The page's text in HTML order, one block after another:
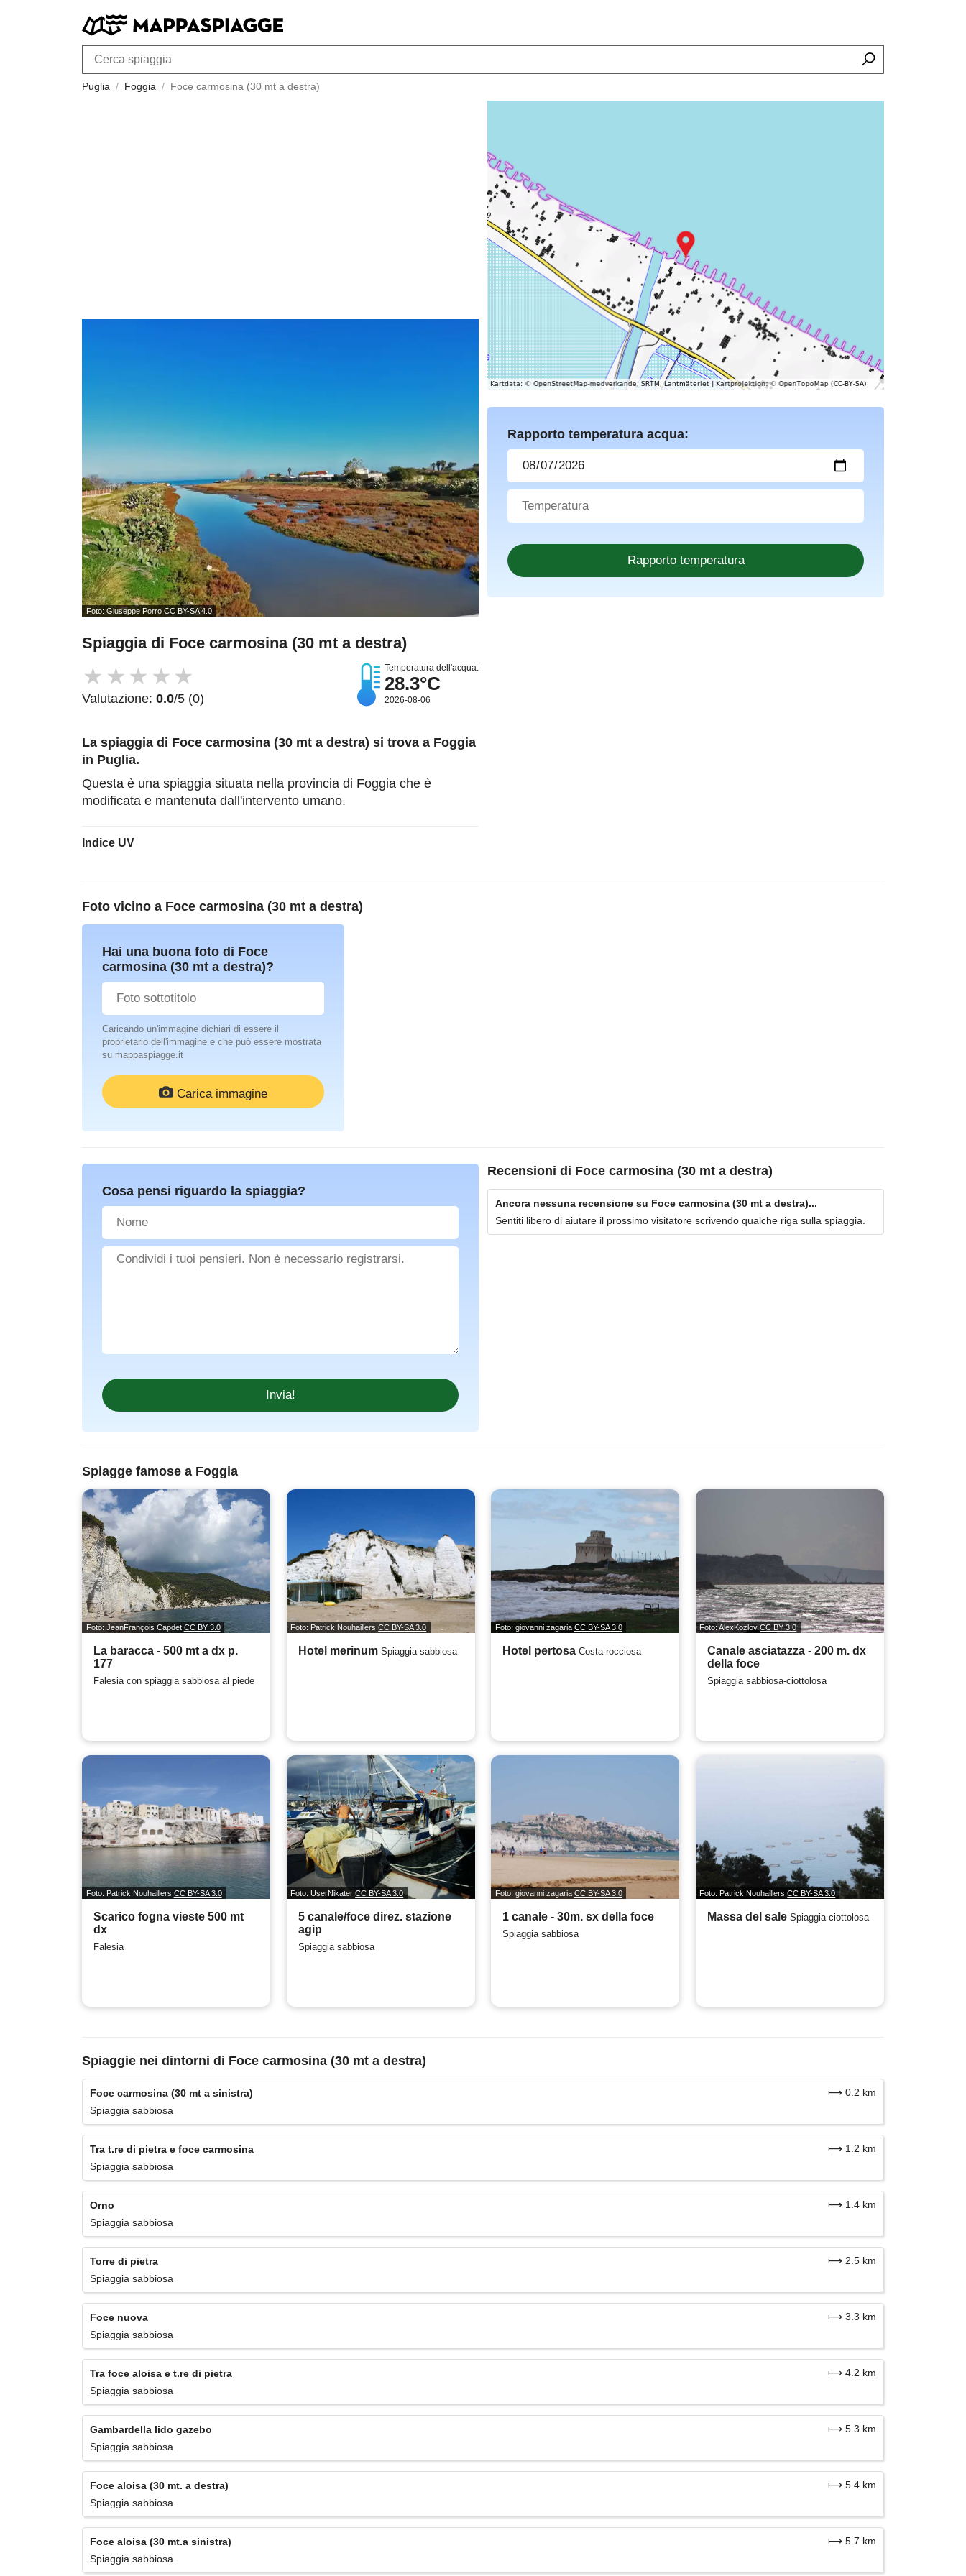
Puglia Foggia Foce carmosina (30 mt a destra)
Foto: Giuseppe Porro CC BY-SA 4.0
Spiaggia di Foce carmosina (30 mt a destra)
★ ★ ★ ★ ★
Valutazione: 0.0/5 (0)
Temperatura dell'acqua:
28.3°C
2026-08-06
La spiaggia di Foce carmosina (30 mt a destra) si trova a Foggia
in Puglia.
Questa è una spiaggia situata nella provincia di Foggia che è
modificata e mantenuta dall'intervento umano.
Indice UV
Rapporto temperatura acqua:
Foto vicino a Foce carmosina (30 mt a destra)
Hai una buona foto di Foce
carmosina (30 mt a destra)?
Caricando un'immagine dichiari di essere il
proprietario dell'immagine e che può essere mostrata
su mappaspiagge.it
Carica immagine
Recensioni di Foce carmosina (30 mt a destra)
Ancora nessuna recensione su Foce carmosina (30 mt a destra)...
Sentiti libero di aiutare il prossimo visitatore scrivendo qualche riga sulla spiaggia.
Cosa pensi riguardo la spiaggia?
Spiagge famose a Foggia
Foto: JeanFrançois Capdet CC BY 3.0
La baracca - 500 mt a dx p.
177
Falesia con spiaggia sabbiosa al piede
Foto: Patrick NouhaillersCC BY-SA 3.0
Hotel merinum Spiaggia sabbiosa
Foto: giovanni zagaria CC BY-SA 3.0
Hotel pertosa Costa rocciosa
Foto: AlexKozlovCC BY 3.0
Canale asciatazza - 200 m. dx
della foce
Spiaggia sabbiosa-ciottolosa
Foto: Patrick Nouhaillers CC BY-SA 3.0
Scarico fogna vieste 500 mt
dx
Falesia
Foto: UserNikaterCC BY-SA 3.0
5 canale/foce direz. stazione
agip
Spiaggia sabbiosa
Foto: giovanni zagaria CC BY-SA 3.0
1 canale - 30m. sx della foce
Spiaggia sabbiosa
Foto: Patrick NouhaillersCC BY-SA 3.0
Massa del sale Spiaggia ciottolosa
Spiaggie nei dintorni di Foce carmosina (30 mt a destra)
Foce carmosina (30 mt a sinistra)
⟼ 0.2 km
Spiaggia sabbiosa
Tra t.re di pietra e foce carmosina
⟼ 1.2 km
Spiaggia sabbiosa
Orno
⟼ 1.4 km
Spiaggia sabbiosa
Torre di pietra
⟼ 2.5 km
Spiaggia sabbiosa
Foce nuova
⟼ 3.3 km
Spiaggia sabbiosa
Tra foce aloisa e t.re di pietra
⟼ 4.2 km
Spiaggia sabbiosa
Gambardella lido gazebo
⟼ 5.3 km
Spiaggia sabbiosa
Foce aloisa (30 mt. a destra)
⟼ 5.4 km
Spiaggia sabbiosa
Foce aloisa (30 mt.a sinistra)
⟼ 5.7 km
Spiaggia sabbiosa